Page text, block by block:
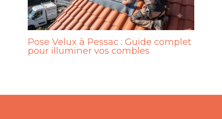
Pose Velux à Pessac : Guide complet
pour illuminer vos combles